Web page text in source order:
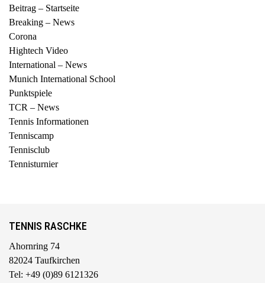
Beitrag – Startseite
Breaking – News
Corona
Hightech Video
International – News
Munich International School
Punktspiele
TCR – News
Tennis Informationen
Tenniscamp
Tennisclub
Tennisturnier
TENNIS RASCHKE
Ahornring 74
82024 Taufkirchen
Tel: +49 (0)89 6121326